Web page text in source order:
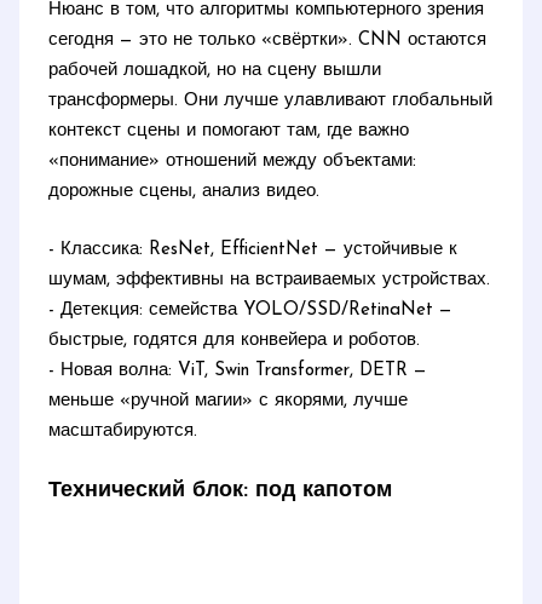
Нюанс в том, что алгоритмы компьютерного зрения
сегодня — это не только «свёртки». CNN остаются
рабочей лошадкой, но на сцену вышли
трансформеры. Они лучше улавливают глобальный
контекст сцены и помогают там, где важно
«понимание» отношений между объектами:
дорожные сцены, анализ видео.
- Классика: ResNet, EfficientNet — устойчивые к
шумам, эффективны на встраиваемых устройствах.
- Детекция: семейства YOLO/SSD/RetinaNet —
быстрые, годятся для конвейера и роботов.
- Новая волна: ViT, Swin Transformer, DETR —
меньше «ручной магии» с якорями, лучше
масштабируются.
Технический блок: под капотом